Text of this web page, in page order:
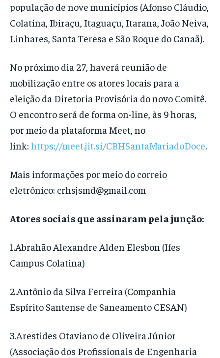
população de nove municípios (Afonso Cláudio,
Colatina, Ibiraçu, Itaguaçu, Itarana, João Neiva,
Linhares, Santa Teresa e São Roque do Canaã).
No próximo dia 27, haverá reunião de
mobilização entre os atores locais para a
eleição da Diretoria Provisória do novo Comitê.
O encontro será de forma on-line, às 9 horas,
por meio da plataforma Meet, no
link: https://meet.jit.si/CBHSantaMariadoDoce.
Mais informações por meio do correio
eletrônico: crhsjsmd@gmail.com
Atores sociais que assinaram pela junção:
1.Abrahão Alexandre Alden Elesbon (Ifes
Campus Colatina)
2.Antônio da Silva Ferreira (Companhia
Espírito Santense de Saneamento CESAN)
3.Arestides Otaviano de Oliveira Júnior
(Associação dos Profissionais de Engenharia